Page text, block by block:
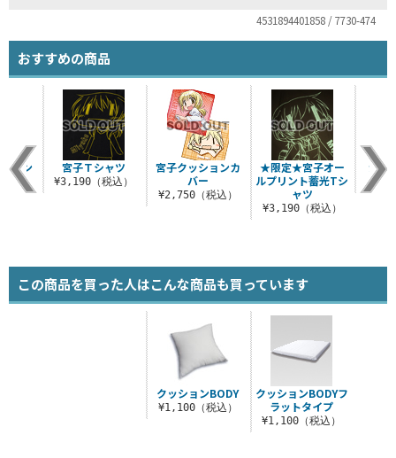
4531894401858 / 7730-474
おすすめの商品
宮子クッションカ
バー
¥2,750（税込）
★限定★宮子オー
ルプリント蓄光Tシ
ャツ
¥3,190（税込）
沙英
リン
ツ
込）
宮子Ｔシャツ
¥3,190（税込）
この商品を買った人はこんな商品も買っています
クッションBODY
¥1,100（税込）
クッションBODYフ
ラットタイプ
¥1,100（税込）